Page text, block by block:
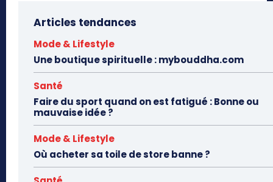
Articles tendances
Mode & Lifestyle
Une boutique spirituelle : mybouddha.com
Santé
Faire du sport quand on est fatigué : Bonne ou
mauvaise idée ?
Mode & Lifestyle
Où acheter sa toile de store banne ?